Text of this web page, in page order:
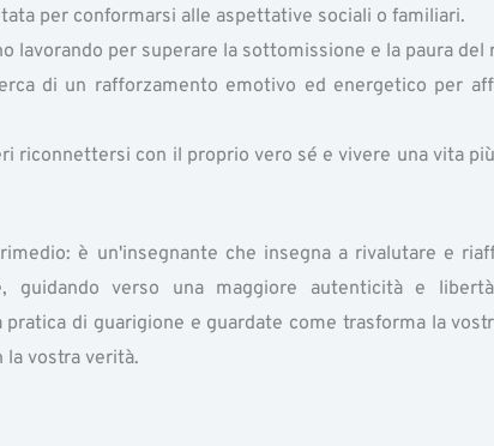
per conformarsi alle aspettative sociali o familiari.
lavorando per superare la sottomissione e la paura del
di un rafforzamento emotivo ed energetico per
riconnettersi con il proprio vero sé e vivere una vita
è un'insegnante che insegna a rivalutare e
guidando verso una maggiore autenticità e
di guarigione e guardate come trasforma la
la vostra verità.